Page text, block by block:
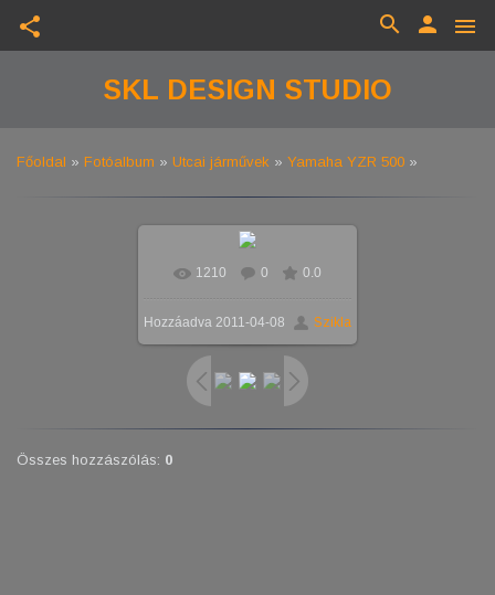
share menu
person
search
SKL DESIGN STUDIO
Főoldal » Fotóalbum » Utcai járművek » Yamaha YZR 500 »
1210 0 0.0
Hozzáadva 2011-04-08 Szikla
Összes hozzászólás: 0